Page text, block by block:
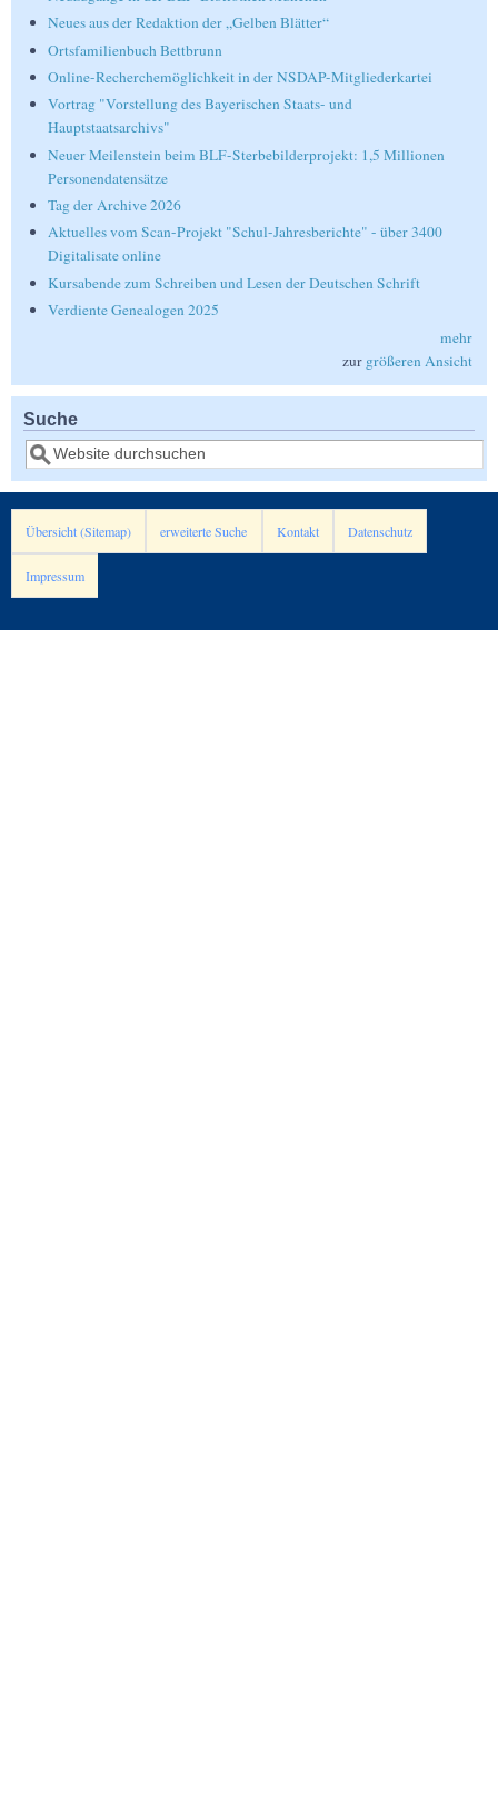
Neues aus der Redaktion der „Gelben Blätter“
Ortsfamilienbuch Bettbrunn
Online-Recherchemöglichkeit in der NSDAP-Mitgliederkartei
Vortrag "Vorstellung des Bayerischen Staats- und
Hauptstaatsarchivs"
Neuer Meilenstein beim BLF-Sterbebilderprojekt: 1,5 Millionen
Personendatensätze
Tag der Archive 2026
Aktuelles vom Scan-Projekt "Schul-Jahresberichte" - über 3400
Digitalisate online
Kursabende zum Schreiben und Lesen der Deutschen Schrift
Verdiente Genealogen 2025
mehr
zur größeren Ansicht
Suche
Suche
Übersicht (Sitemap) erweiterte Suche Kontakt Datenschutz
Impressum